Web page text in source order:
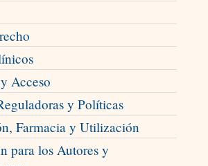
Acceso
y Políticas
Farmacia y Utilización
para los Autores y